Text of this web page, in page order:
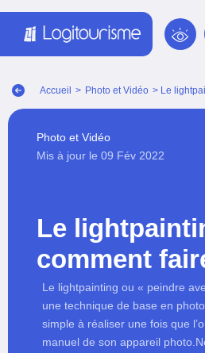
Accueil > Photo et Vidéo > Le
Photo et Vidéo
Mis à jour le 09 Fév 2022
Le
comment
Le lightpainting ou « peindre
une technique de base en
simple à réaliser une fois que
manuel de son appareil